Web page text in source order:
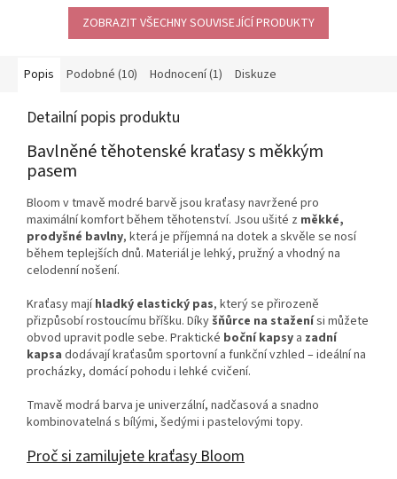
ZOBRAZIT VŠECHNY SOUVISEJÍCÍ PRODUKTY
Popis Podobné (10) Hodnocení (1) Diskuze
Detailní popis produktu
Bavlněné těhotenské kraťasy s měkkým
pasem
Bloom v tmavě modré barvě jsou kraťasy navržené pro
maximální komfort během těhotenství. Jsou ušité z měkké,
prodyšné bavlny, která je příjemná na dotek a skvěle se nosí
během teplejších dnů. Materiál je lehký, pružný a vhodný na
celodenní nošení.
Kraťasy majíhladký elastický pas, který se přirozeně
přizpůsobí rostoucímu bříšku. Díky šňůrce na staženísi můžete
obvod upravit podle sebe. Praktické boční kapsy a zadní
kapsa dodávají kraťasům sportovní a funkční vzhled – ideální na
procházky, domácí pohodu i lehké cvičení.
Tmavě modrá barva je univerzální, nadčasová a snadno
kombinovatelná s bílými, šedými i pastelovými topy.
Proč si zamilujete kraťasy Bloom